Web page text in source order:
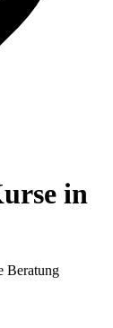
in
Beratung